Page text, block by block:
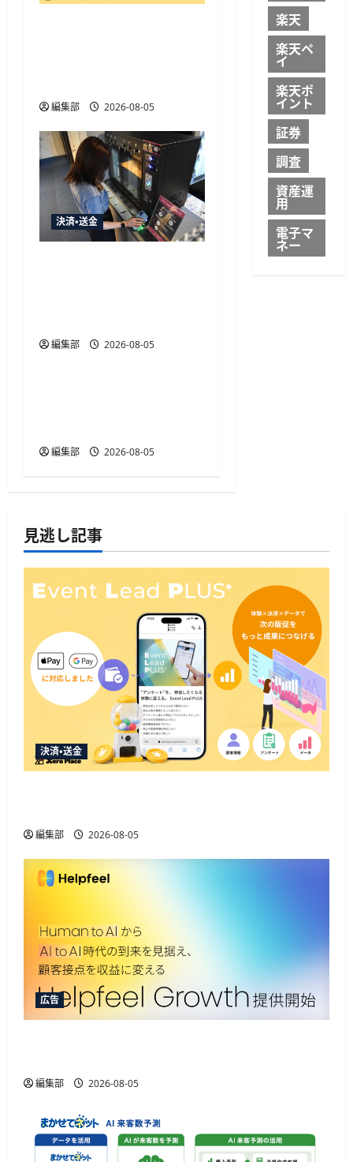
編集部 2026-08-05
決済・送金
編集部 2026-08-05
決済・送金
編集部 2026-08-05
楽天
楽天ペ
イ
楽天ポ
イント
証券
調査
資産運
用
電子マ
ネー
見逃し記事
決済・送金
編集部 2026-08-05
広告
編集部 2026-08-05